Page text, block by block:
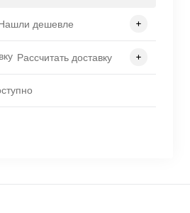
дешевле
Рассчитать доставку